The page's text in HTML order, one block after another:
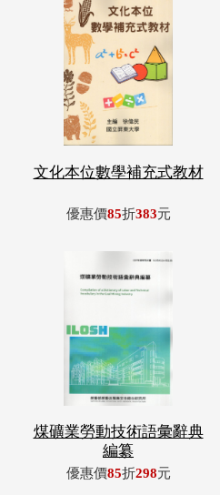
文化本位數學補充式教材
優惠價85折383元
煤礦業勞動技術語彙辭典
編纂
優惠價85折298元